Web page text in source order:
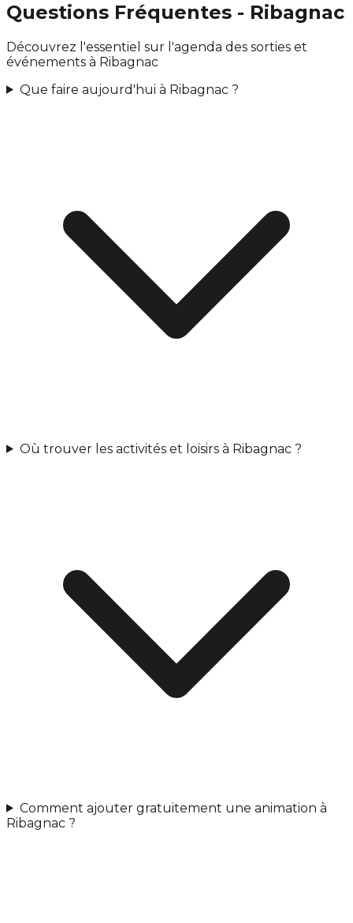
Questions Fréquentes - Ribagnac
Découvrez l'essentiel sur l'agenda des sorties et
événements à Ribagnac
Que faire aujourd'hui à Ribagnac ?
Où trouver les activités et loisirs à Ribagnac ?
Comment ajouter gratuitement une animation à
Ribagnac ?